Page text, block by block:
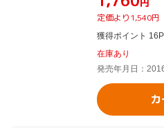
定価より1,540円
獲得ポイント 16P
在庫あり
発売年月日：